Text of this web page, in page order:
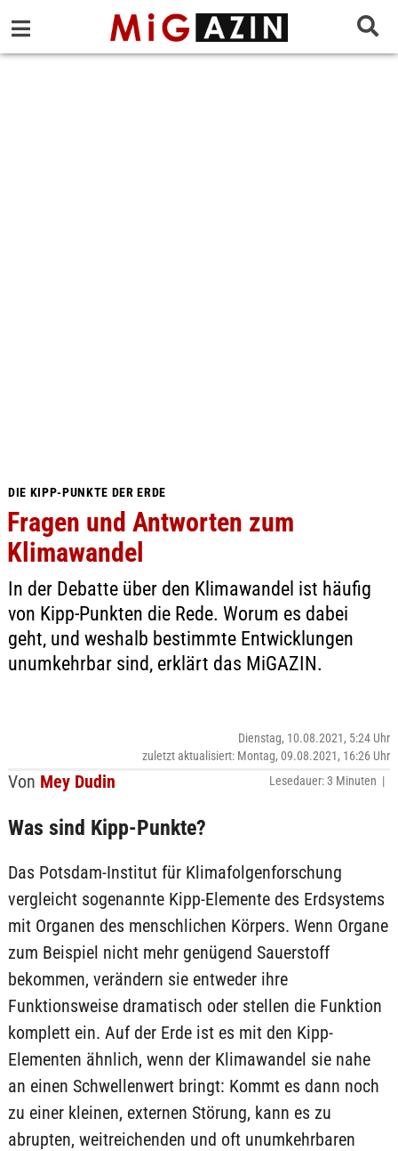
DIE KIPP-PUNKTE DER ERDE
Fragen und Antworten zum
Klimawandel
In der Debatte über den Klimawandel ist häufig
von Kipp-Punkten die Rede. Worum es dabei
geht, und weshalb bestimmte Entwicklungen
unumkehrbar sind, erklärt das MiGAZIN.
Von Mey Dudin
Dienstag, 10.08.2021, 5:24 Uhr
zuletzt aktualisiert: Montag, 09.08.2021, 16:26 Uhr
Lesedauer: 3 Minuten |
Was sind Kipp-Punkte?
Das Potsdam-Institut für Klimafolgenforschung
vergleicht sogenannte Kipp-Elemente des Erdsystems
mit Organen des menschlichen Körpers. Wenn Organe
zum Beispiel nicht mehr genügend Sauerstoff
bekommen, verändern sie entweder ihre
Funktionsweise dramatisch oder stellen die Funktion
komplett ein. Auf der Erde ist es mit den Kipp-
Elementen ähnlich, wenn der Klimawandel sie nahe
an einen Schwellenwert bringt: Kommt es dann noch
zu einer kleinen, externen Störung, kann es zu
abrupten, weitreichenden und oft unumkehrbaren